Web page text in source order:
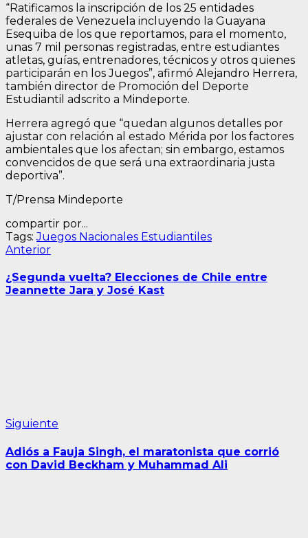
“Ratificamos la inscripción de los 25 entidades
federales de Venezuela incluyendo la Guayana
Esequiba de los que reportamos, para el momento,
unas 7 mil personas registradas, entre estudiantes
atletas, guías, entrenadores, técnicos y otros quienes
participarán en los Juegos”, afirmó Alejandro Herrera,
también director de Promoción del Deporte
Estudiantil adscrito a Mindeporte.
Herrera agregó que “quedan algunos detalles por
ajustar con relación al estado Mérida por los factores
ambientales que los afectan; sin embargo, estamos
convencidos de que será una extraordinaria justa
deportiva”.
T/Prensa Mindeporte
compartir por...
Tags:Juegos Nacionales Estudiantiles
Navegación
de
entradas
AnteriorEntrada
¿Segunda vuelta? Elecciones de Chile entre
Jeannette Jara y José Kast
Siguiente
Adiós a Fauja Singh, el maratonista que corrió
con David Beckham y Muhammad Ali